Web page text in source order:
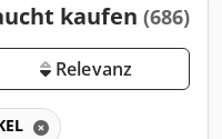
kaufen (686)
Relevanz